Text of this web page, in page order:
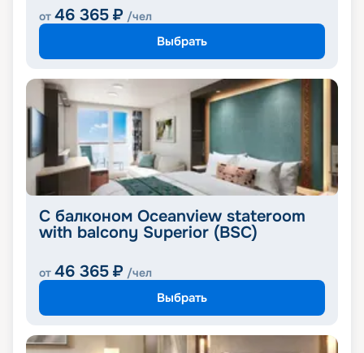
от 46 365 ₽ /чел
Выбрать
С балконом Oceanview stateroom
with balcony Superior (BSC)
от 46 365 ₽ /чел
Выбрать